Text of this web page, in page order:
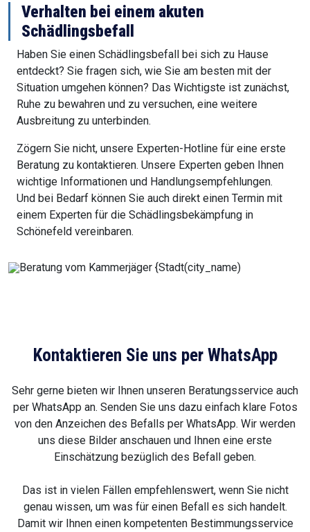
Verhalten bei einem akuten
Schädlingsbefall
Haben Sie einen Schädlingsbefall bei sich zu Hause
entdeckt? Sie fragen sich, wie Sie am besten mit der
Situation umgehen können? Das Wichtigste ist zunächst,
Ruhe zu bewahren und zu versuchen, eine weitere
Ausbreitung zu unterbinden.
Zögern Sie nicht, unsere Experten-Hotline für eine erste
Beratung zu kontaktieren. Unsere Experten geben Ihnen
wichtige Informationen und Handlungsempfehlungen.
Und bei Bedarf können Sie auch direkt einen Termin mit
einem Experten für die Schädlingsbekämpfung in
Schönefeld vereinbaren.
Kontaktieren Sie uns per WhatsApp
Sehr gerne bieten wir Ihnen unseren Beratungsservice auch
per WhatsApp an. Senden Sie uns dazu einfach klare Fotos
von den Anzeichen des Befalls per WhatsApp. Wir werden
uns diese Bilder anschauen und Ihnen eine erste
Einschätzung bezüglich des Befall geben.
Das ist in vielen Fällen empfehlenswert, wenn Sie nicht
genau wissen, um was für einen Befall es sich handelt.
Damit wir Ihnen einen kompetenten Bestimmungsservice